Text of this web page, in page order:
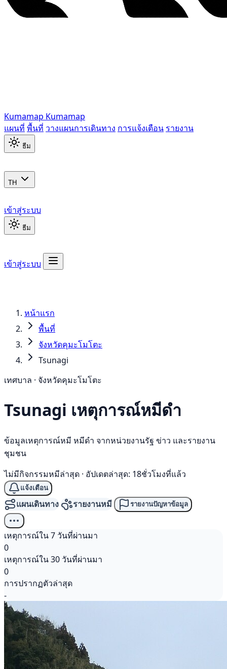
Kumamap Kumamap
แผนที่ พื้นที่ วางแผนการเดินทาง การแจ้งเตือน รายงาน
ธีม
TH
เข้าสู่ระบบ
ธีม
เข้าสู่ระบบ
หน้าแรก
พื้นที่
จังหวัดคุมะโมโตะ
Tsunagi
เทศบาล · จังหวัดคุมะโมโตะ
Tsunagi เหตุการณ์หมีดำ
ข้อมูลเหตุการณ์หมี หมีดำ จากหน่วยงานรัฐ ข่าว และรายงาน
ชุมชน
ไม่มีกิจกรรมหมีล่าสุด · อัปเดตล่าสุด: 18ชั่วโมงที่แล้ว
แจ้งเตือน
แผนเดินทาง รายงานหมี รายงานปัญหาข้อมูล
เหตุการณ์ใน 7 วันที่ผ่านมา
0
เหตุการณ์ใน 30 วันที่ผ่านมา
0
การปรากฏตัวล่าสุด
-